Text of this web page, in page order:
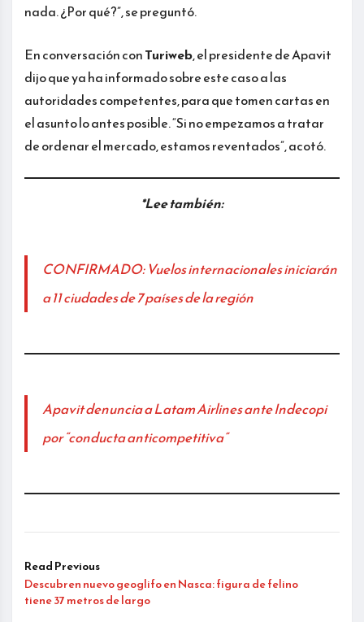
nada. ¿Por qué?”, se preguntó.
En conversación conTuriweb, el presidente de Apavit
dijo que ya ha informado sobre este caso a las
autoridades competentes, para que tomen cartas en
el asunto lo antes posible. “Si no empezamos a tratar
de ordenar el mercado, estamos reventados”, acotó.
*Lee también:
CONFIRMADO: Vuelos internacionales iniciarán
a 11 ciudades de 7 países de la región
Apavit denuncia a Latam Airlines ante Indecopi
por “conducta anticompetitiva”
Read Previous
Descubren nuevo geoglifo en Nasca: figura de felino
tiene 37 metros de largo